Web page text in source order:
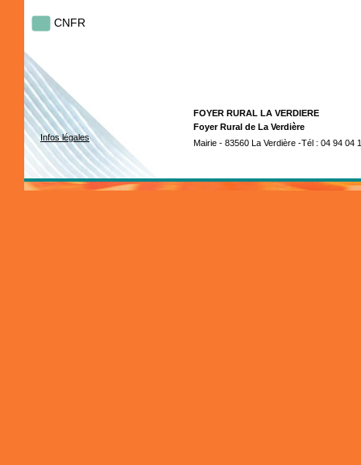
CNFR
Infos légales
FOYER RURAL LA VERDIERE
Foyer Rural de La Verdière
Mairie - 83560 La Verdière -Tél : 04 94 04